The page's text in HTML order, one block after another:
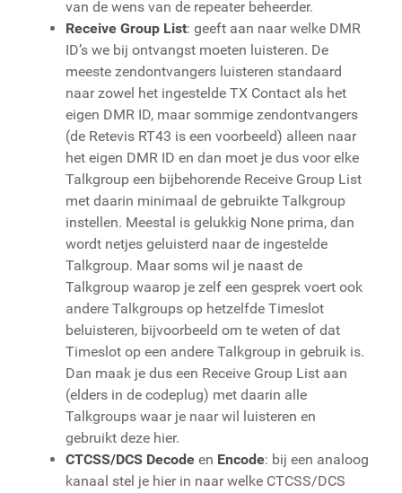
van de wens van de repeater beheerder.
Receive Group List: geeft aan naar welke DMR
ID’s we bij ontvangst moeten luisteren. De
meeste zendontvangers luisteren standaard
naar zowel het ingestelde TX Contact als het
eigen DMR ID, maar sommige zendontvangers
(de Retevis RT43 is een voorbeeld) alleen naar
het eigen DMR ID en dan moet je dus voor elke
Talkgroup een bijbehorende Receive Group List
met daarin minimaal de gebruikte Talkgroup
instellen. Meestal is gelukkig None prima, dan
wordt netjes geluisterd naar de ingestelde
Talkgroup. Maar soms wil je naast de
Talkgroup waarop je zelf een gesprek voert ook
andere Talkgroups op hetzelfde Timeslot
beluisteren, bijvoorbeeld om te weten of dat
Timeslot op een andere Talkgroup in gebruik is.
Dan maak je dus een Receive Group List aan
(elders in de codeplug) met daarin alle
Talkgroups waar je naar wil luisteren en
gebruikt deze hier.
CTCSS/DCS Decode en Encode: bij een analoog
kanaal stel je hier in naar welke CTCSS/DCS